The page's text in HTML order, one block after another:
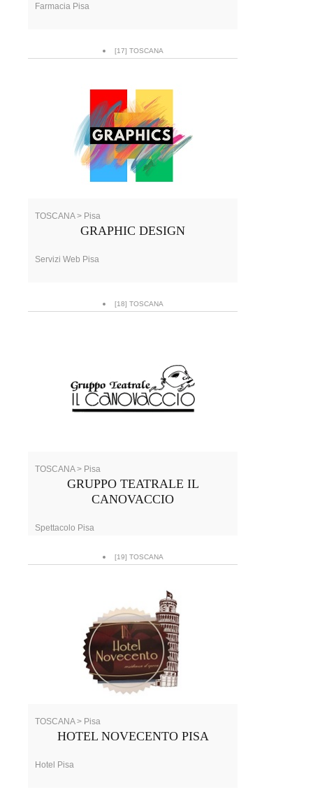
Farmacia Pisa
[17] TOSCANA
TOSCANA > Pisa
GRAPHIC DESIGN
Servizi Web Pisa
[18] TOSCANA
TOSCANA > Pisa
GRUPPO TEATRALE IL
CANOVACCIO
Spettacolo Pisa
[19] TOSCANA
TOSCANA > Pisa
HOTEL NOVECENTO PISA
Hotel Pisa